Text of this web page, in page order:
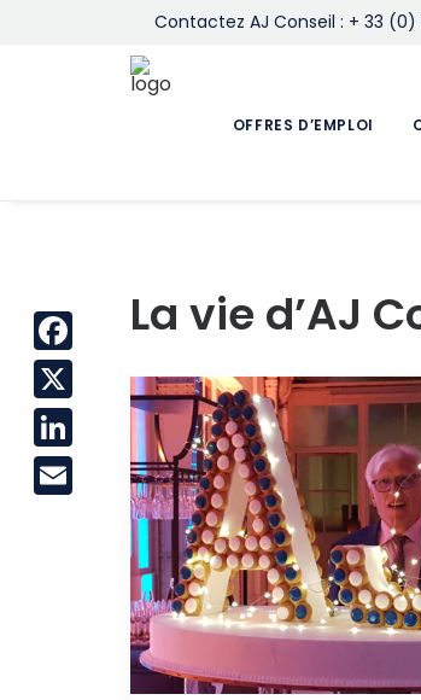
Contactez AJ Conseil : + 33 (0)
OFFRES D’EMPLOI
La vie d’AJ
Facebook
X
LinkedIn